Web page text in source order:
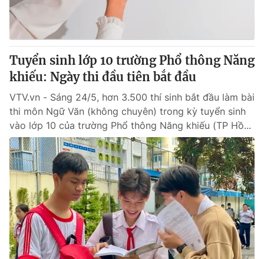
Thế giới đó đây
Câu chuyện quốc tế
Tài chính
Thị trường
Góc doanh nghiệp
Dữ liệu và đời sống
Truyền hình
Hậu trường
Nhân vật
Khán giả
Giải sao mai
Giải trí
Điện ảnh
Âm nhạc
Sao
Đời sống
Du lịch
Làm đẹp
Chất lượng cuộc sống
Giáo dục
Tuyển sinh
Học trực tuyến
Công nghệ
Hitech Công nghệ tương lai
Sản phẩm
Giao lưu trực tuyến
Tuyển sinh lớp 10 trường Phổ thông Năng
khiếu: Ngày thi đầu tiên bắt đầu
VTV.vn - Sáng 24/5, hơn 3.500 thí sinh bắt đầu làm bài
thi môn Ngữ Văn (không chuyên) trong kỳ tuyển sinh
vào lớp 10 của trường Phổ thông Năng khiếu (TP Hồ...